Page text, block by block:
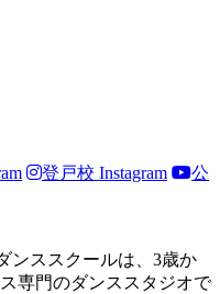
登戸校 Instagram
公
ンススクールは、3歳か
専門のダンススタジオで